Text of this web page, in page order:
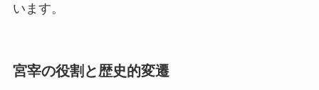
います。
宮宰の役割と歴史的変遷